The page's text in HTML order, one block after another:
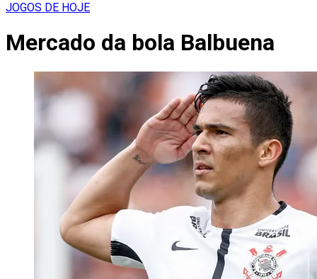
JOGOS DE HOJE
Mercado da bola Balbuena